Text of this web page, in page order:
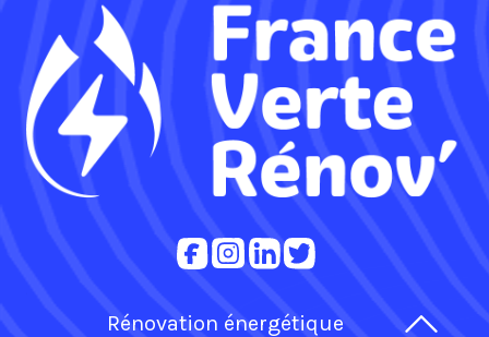
Rénovation énergétique